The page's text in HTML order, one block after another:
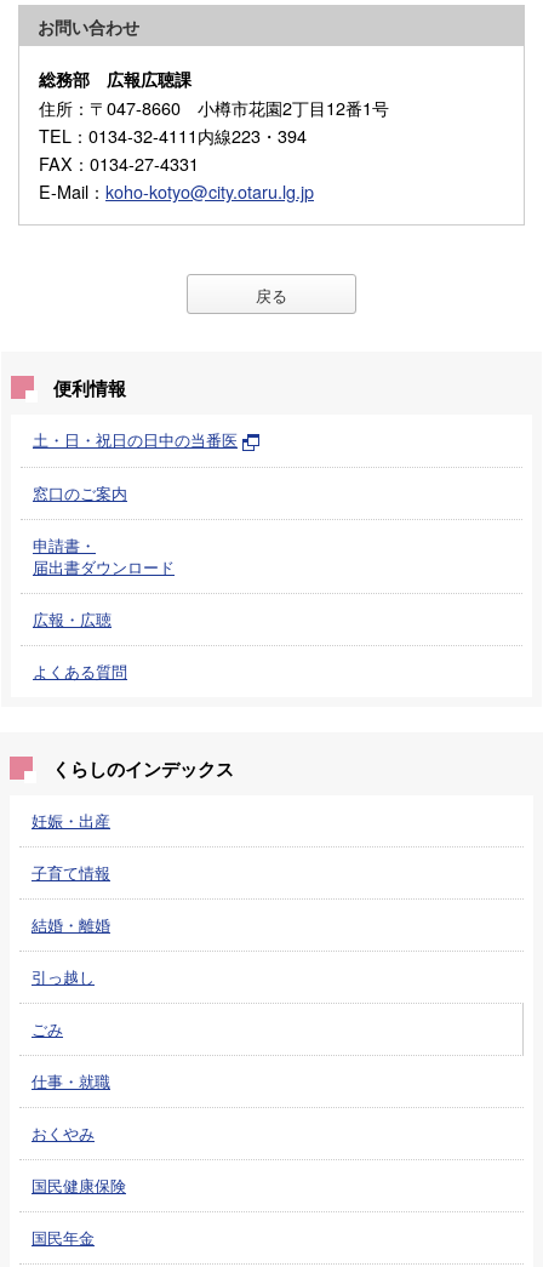
お問い合わせ
総務部 広報広聴課
住所 ：〒047-8660 小樽市花園2丁目12番1号
TEL ：0134-32-4111内線223・394
FAX ：0134-27-4331
E-Mail ： koho-kotyo@city.otaru.lg.jp
戻る
便利情報
土・日・祝日の日中の当番医
窓口のご案内
申請書・
届出書ダウンロード
広報・広聴
よくある質問
くらしのインデックス
妊娠・出産
子育て情報
結婚・離婚
引っ越し
ごみ
仕事・就職
おくやみ
国民健康保険
国民年金